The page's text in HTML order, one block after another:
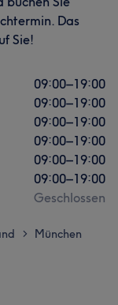
Das
Sie!
09:00–19:00
09:00–19:00
09:00–19:00
09:00–19:00
09:00–19:00
09:00–19:00
Geschlossen
> München